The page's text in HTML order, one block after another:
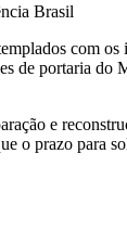
Brasil
com
de portaria
e
o prazo para